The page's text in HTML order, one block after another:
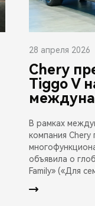
28 апреля 2026
Chery
Tiggo V
В рамках
компания
объявила о
Family» («Для